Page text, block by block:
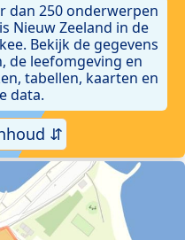
dan 250 onderwerpen
Nieuw Zeeland in de
Bekijk de gegevens
de leefomgeving en
tabellen, kaarten en
data.
⇵